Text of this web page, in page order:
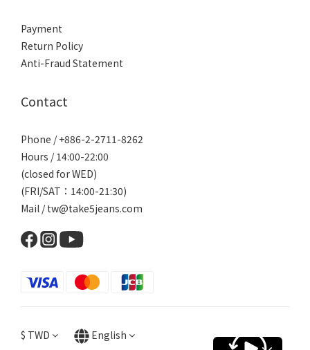
Payment
Return Policy
Anti-Fraud Statement
Contact
Phone / +886-2-2711-8262
Hours / 14:00-22:00
(closed for WED)
(FRI/SAT：14:00-21:30)
Mail / tw@take5jeans.com
$ TWD English